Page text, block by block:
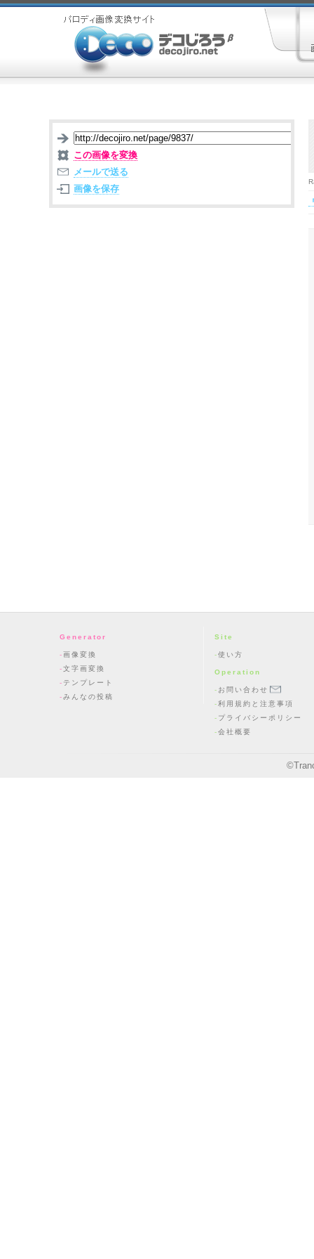
この画像を変換
メールで送る
画像を保存
Generator
画像変換
文字画変換
テンプレート
みんなの投稿
Site
使い方
Operation
お問い合わせ
利用規約と注意事項
プライバシーポリシー
会社概要
©